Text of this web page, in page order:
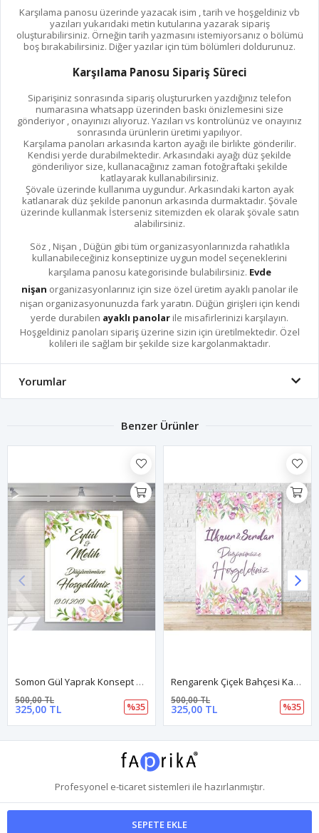
SEPETE EKLE
Karşılama panosu üzerinde yazacak isim , tarih ve hoşgeldiniz vb
yazıları yukarıdaki metin kutularına yazarak sipariş
oluşturabilirsiniz. Örneğin tarih yazmasını istemiyorsanız o bölümü
boş bırakabilirsiniz. Diğer yazılar için tüm bölümleri doldurunuz.
Karşılama Panosu Sipariş Süreci
Siparişiniz sonrasında sipariş oluştururken yazdığınız telefon
numarasına whatsapp üzerinden baskı önizlemesini size
gönderiyor , onayınızı alıyoruz. Yazıları vs kontrolünüz ve onayınız
sonrasında ürünlerin üretimi yapılıyor.
Karşılama panoları arkasında karton ayağı ile birlikte gönderilir.
Kendisi yerde durabilmektedir. Arkasındaki ayağı düz şekilde
gönderiliyor size, kullanacağınız zaman fotoğraftaki şekilde
katlayarak kullanabilirsiniz.
Şövale üzerinde kullanıma uygundur. Arkasındaki karton ayak
katlanarak düz şekilde panonun arkasında durmaktadır. Şövale
üzerinde kullanmak İsterseniz sitemizden ek olarak şövale satın
alabilirsiniz.
Söz , Nişan , Düğün gibi tüm organizasyonlarınızda rahatlıkla
kullanabileceğiniz konseptinize uygun model seçeneklerini
karşılama panosu kategorisinde bulabilirsiniz. Evde
nişan organizasyonlarınız için size özel üretim ayaklı panolar ile
nişan organizasyonunuzda fark yaratın. Düğün girişleri için kendi
yerde durabilen ayaklı panolar ile misafirlerinizi karşılayın.
Hoşgeldiniz panoları sipariş üzerine sizin için üretilmektedir. Özel
kolileri ile sağlam bir şekilde size kargolanmaktadır.
Yorumlar
Benzer Ürünler
Somon Gül Yaprak Konsept Karşılama Panosu
325,00 TL
500,00 TL
%35
Rengarenk Çiçek Bahçesi Karşılama Panosu
325,00 TL
500,00 TL
%35
Profesyonel e-ticaretsistemleri ile hazırlanmıştır.